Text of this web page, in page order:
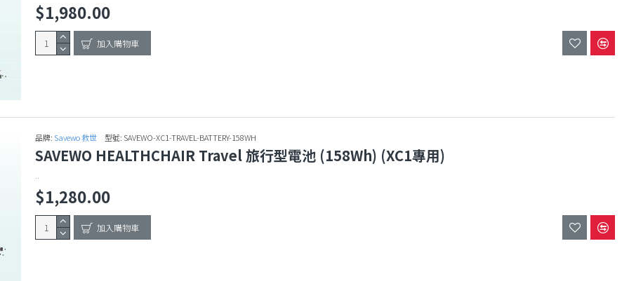
$1,980.00
加入購物車
品牌: Savewo 救世 型號: SAVEWO-XC1-TRAVEL-BATTERY-158WH
SAVEWO HEALTHCHAIR Travel 旅行型電池 (158Wh) (XC1專用)
..
$1,280.00
加入購物車